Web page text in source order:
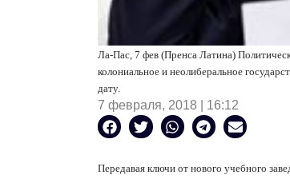
Ла-Пас, 7 фев (Пренса Латина)
колониальное и неолиберальное
дату.
7 февраля, 2018 | 16:12
Передавая ключи от нового учебного